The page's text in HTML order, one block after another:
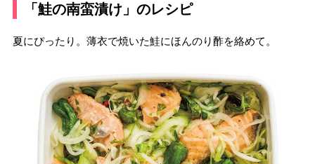
「鮭の南蛮漬け」のレシピ
夏にぴったり。薄衣で焼いた鮭にほんのり酢を絡めて。